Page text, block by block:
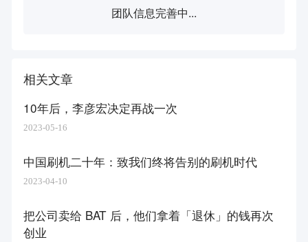
团队信息完善中...
相关文章
10年后，李彦宏决定再战一次
2023-05-16
中国刷机二十年：致我们终将告别的刷机时代
2023-04-10
把公司卖给 BAT 后，他们拿着「退休」的钱再次
创业